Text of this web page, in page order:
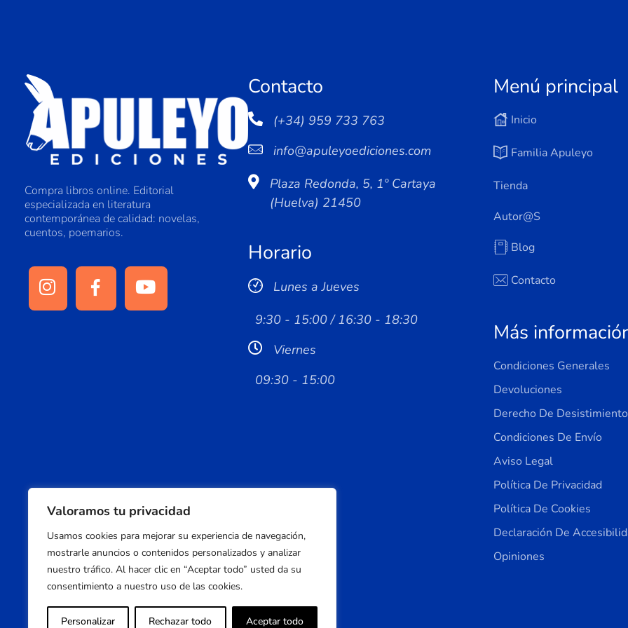
Valoramos tu privacidad
Usamos cookies para mejorar su experiencia de navegación,
mostrarle anuncios o contenidos personalizados y analizar
nuestro tráfico. Al hacer clic en “Aceptar todo” usted da su
consentimiento a nuestro uso de las cookies.
Personalizar Rechazar todo Aceptar todo
Compra libros online. Editorial
especializada en literatura
contemporánea de calidad: novelas,
cuentos, poemarios.
Contacto
(+34) 959 733 763
info@apuleyoediciones.com
Plaza Redonda, 5, 1º Cartaya
(Huelva) 21450
Horario
Lunes a Jueves
9:30 - 15:00 / 16:30 - 18:30
Viernes
09:30 - 15:00
Menú principal
Inicio
Familia Apuleyo
Tienda
Autor@s
Blog
Contacto
Más
Condiciones Generales
Devoluciones
Derecho De Desistimiento
Condiciones De Envío
Aviso Legal
Política De Privacidad
Política De Cookies
Declaración De
Opiniones